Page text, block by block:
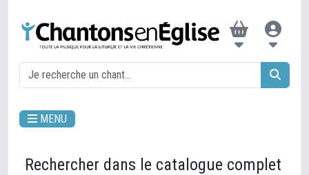
MENU
Rechercher dans le catalogue complet